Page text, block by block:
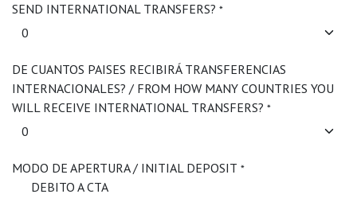
SEND INTERNATIONAL TRANSFERS? *
DE CUANTOS PAISES RECIBIRÁ TRANSFERENCIAS
INTERNACIONALES? / FROM HOW MANY COUNTRIES YOU
WILL RECEIVE INTERNATIONAL TRANSFERS? *
MODO DE APERTURA / INITIAL DEPOSIT *
DEBITO A CTA